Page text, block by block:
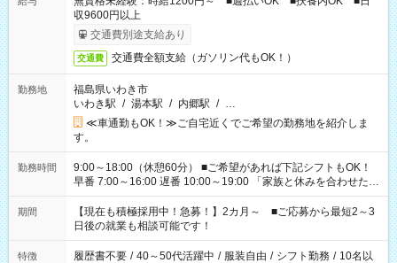
収9600円以上
交通費別途支給あり
交通費 交通費全額支給（ガソリン代もOK！）
勤務地
福島県いわき市
いわき駅 / 湯本駅 / 内郷駅 / …
≪車通勤もOK！≫ご自宅近くでご希望の勤務地を紹介しま
す。
勤務時間
9:00～18:00（休憩60分） ■ご希望があれば下記シフトもOK！
早番 7:00～16:00 遅番 10:00～19:00 「家族と休みを合わせた
い」 「余裕を持って夕飯の準備がしたい」 「できれば残業はし
たくない」 など、ご希望を教えてくださいね。 ※Wワーク希望
の方へ 今ご覧のお仕事で希望する勤務時間と、もう1つのお仕事
の勤務時間。 合計で週40時間を超える場合は応募できません。
期間
【現在も積極採用中！急募！】2カ月～ ■ご応募から最短2～3
日後の就業も相談可能です！
特徴 履歴書不要 / 40～50代活躍中 / 服装自由 / シフト勤務 / 10名以